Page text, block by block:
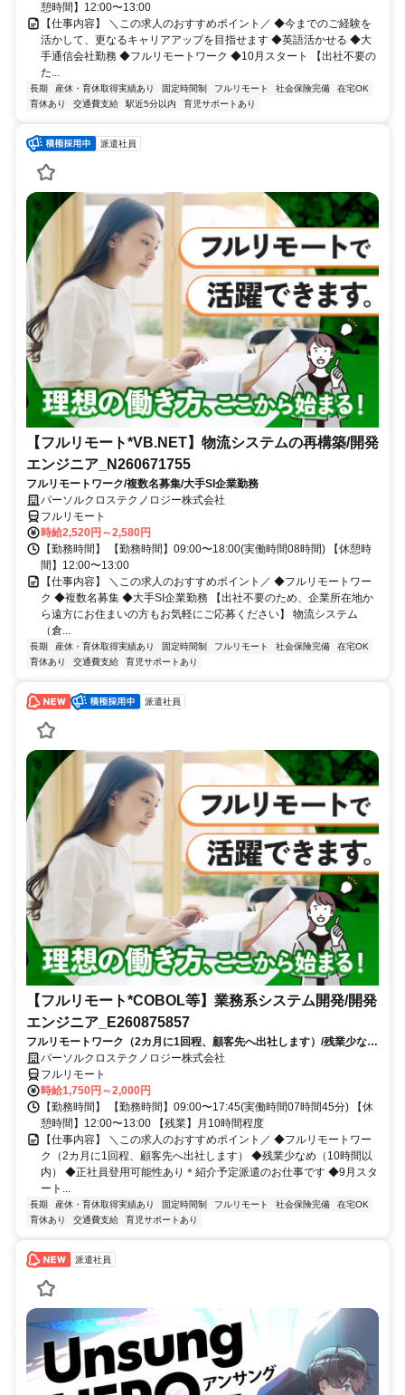
憩時間】12:00〜13:00
【仕事内容】 ＼この求人のおすすめポイント／ ◆今までのご経験を
活かして、更なるキャリアアップを目指せます ◆英語活かせる ◆大
手通信会社勤務 ◆フルリモートワーク ◆10月スタート 【出社不要の
た...
長期 産休・育休取得実績あり 固定時間制 フルリモート 社会保険完備
在宅OK
育休あり
交通費支給 駅近5分以内 育児サポートあり
派遣社員
【フルリモート*VB.NET】物流システムの再構築/開発
エンジニア_N260671755
フルリモートワーク/複数名募集/大手SI企業勤務
パーソルクロステクノロジー株式会社
フルリモート
時給2,520円～2,580円
【勤務時間】 【勤務時間】09:00〜18:00(実働時間08時間) 【休憩時
間】12:00〜13:00
【仕事内容】 ＼この求人のおすすめポイント／ ◆フルリモートワー
ク ◆複数名募集 ◆大手SI企業勤務 【出社不要のため、企業所在地か
ら遠方にお住まいの方もお気軽にご応募ください】 物流システム
（倉...
長期 産休・育休取得実績あり 固定時間制 フルリモート 社会保険完備
在宅OK
育休あり
交通費支給 育児サポートあり
派遣社員
【フルリモート*COBOL等】業務系システム開発/開発
エンジニア_E260875857
フルリモートワーク（2カ月に1回程、顧客先へ出社します）/残業少なめ
（10時間以内）/正社員登用可能性あり＊紹介予定派遣のお仕事です/9月
スタート/経験を活かせます
パーソルクロステクノロジー株式会社
フルリモート
時給1,750円～2,000円
【勤務時間】 【勤務時間】09:00〜17:45(実働時間07時間45分) 【休
憩時間】12:00〜13:00 【残業】月10時間程度
【仕事内容】 ＼この求人のおすすめポイント／ ◆フルリモートワー
ク（2カ月に1回程、顧客先へ出社します） ◆残業少なめ（10時間以
内） ◆正社員登用可能性あり＊紹介予定派遣のお仕事です ◆9月スタ
ート...
長期 産休・育休取得実績あり 固定時間制 フルリモート 社会保険完備
在宅OK
育休あり
交通費支給 育児サポートあり
派遣社員